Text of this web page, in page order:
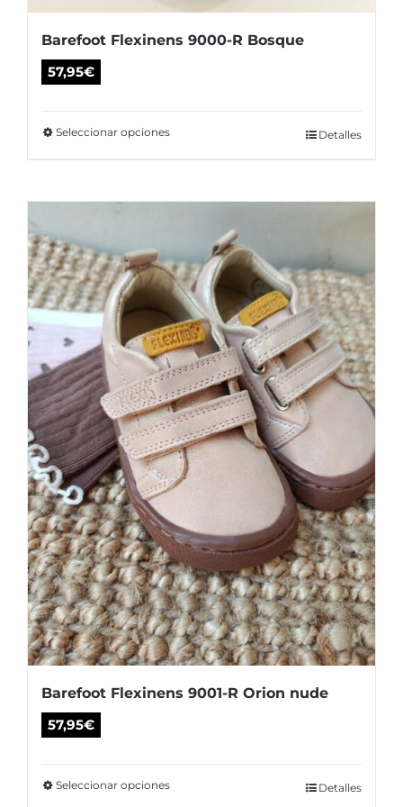
Barefoot Flexinens 9000-R Bosque
57,95€
Seleccionar opcionesEste
variantes.
Las
opciones
se
pueden
elegir
en
la
página
de
producto
Detalles
Barefoot Flexinens 9001-R Orion nude
57,95€
Seleccionar opcionesEste
Detalles